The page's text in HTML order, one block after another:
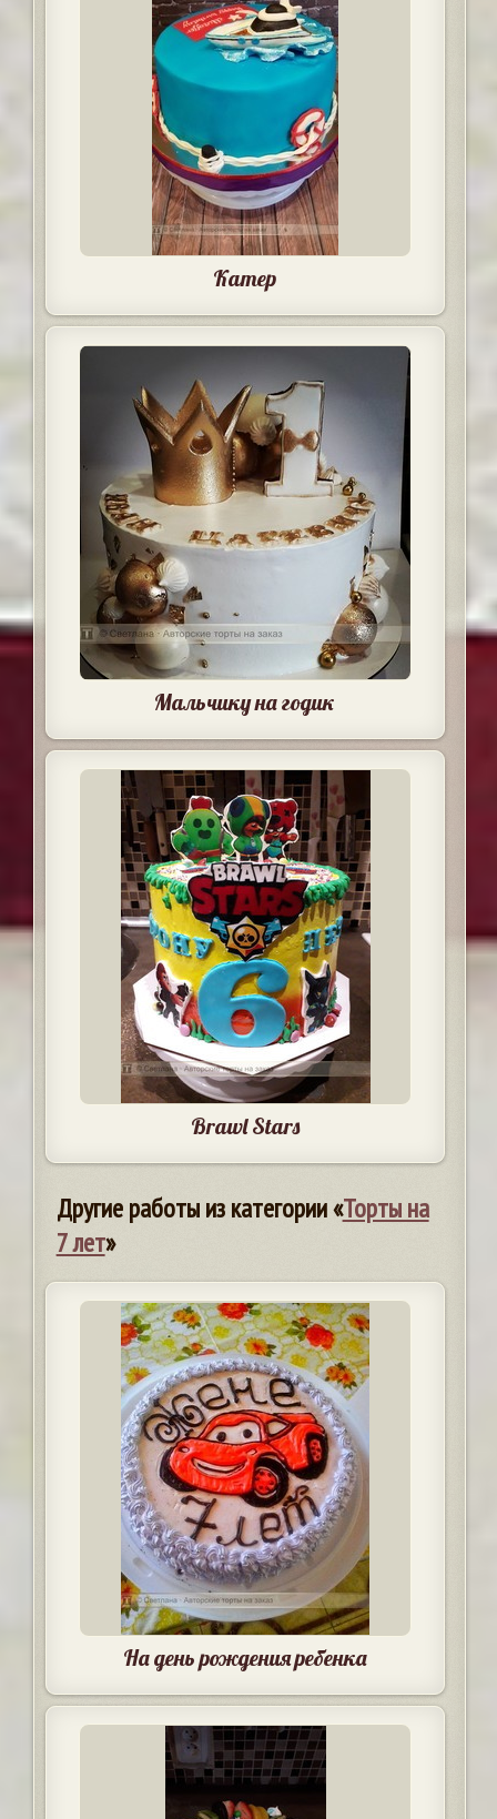
Катер
Мальчику на годик
Brawl Stars
Другие работы из категории «Торты на
7 лет»
На день рождения ребенка